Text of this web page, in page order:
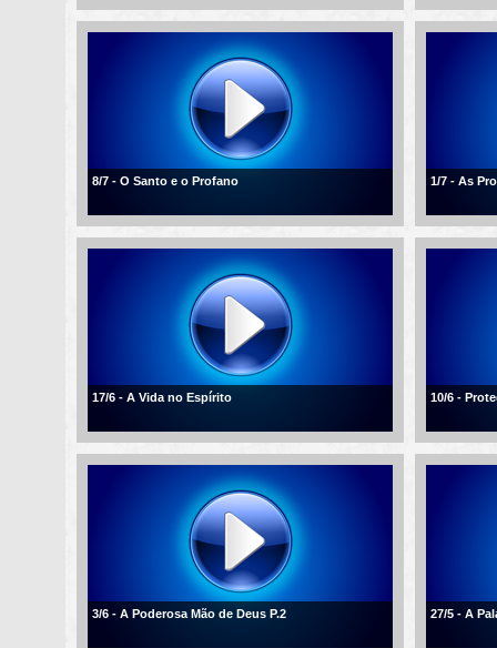
8/7 - O Santo e o Profano 1/7 - As
17/6 - A Vida no Espírito 10/6 -
3/6 - A Poderosa Mão de Deus P.2 27/5 - A